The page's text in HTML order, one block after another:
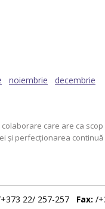
noiembrie decembrie
care are ca
şi perfecţionarea
22/ 257-257 Fax: /